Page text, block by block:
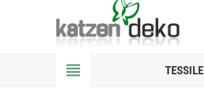
view_headline TESSILE